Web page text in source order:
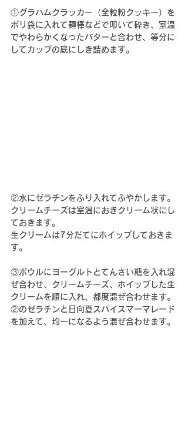
①グラハムクラッカー（全粒粉クッキー）を
ポリ袋に入れて麺棒などで叩いて砕き、室温
でやわらかくなったバターと合わせ、等分に
してカップの底にしき詰めます。
②水にゼラチンをふり入れてふやかします。
クリームチーズは室温におきクリーム状にし
ておきます。
生クリームは7分だてにホイップしておきま
す。
③ボウルにヨーグルトとてんさい糖を入れ混
ぜ合わせ、クリームチーズ、ホイップした生
クリームを順に入れ、都度混ぜ合わせます。
②のゼラチンと 日向夏スパイスマーマレード
を加えて、均一になるよう混ぜ合わせます。